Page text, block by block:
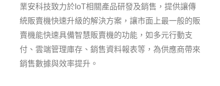
業安科技致力於IoT相關產品研發及銷售，提供讓傳
統販賣機快速升級的解決方案，讓市面上最一般的販
賣機能快速具備智慧販賣機的功能，如多元行動支
付、雲端管理庫存、銷售資料報表等，為供應商帶來
銷售數據與效率提升。